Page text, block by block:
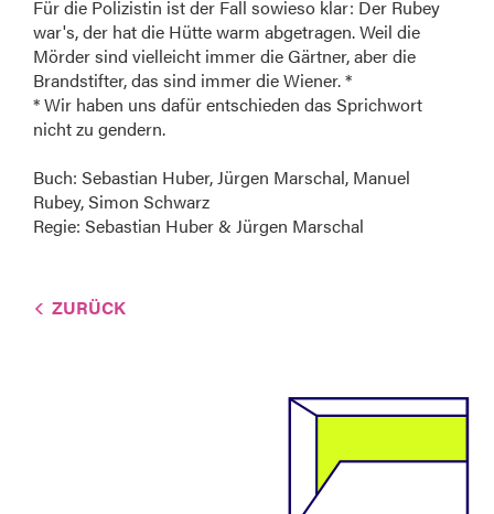
Für die Polizistin ist der Fall sowieso klar: Der Rubey
war's, der hat die Hütte warm abgetragen. Weil die
Mörder sind vielleicht immer die Gärtner, aber die
Brandstifter, das sind immer die Wiener. *
* Wir haben uns dafür entschieden das Sprichwort
nicht zu gendern.
Buch: Sebastian Huber, Jürgen Marschal, Manuel
Rubey, Simon Schwarz
Regie: Sebastian Huber & Jürgen Marschal
ZURÜCK